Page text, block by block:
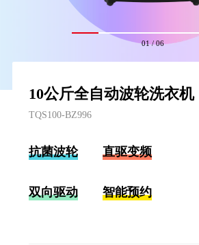
01/06
10公斤全自动波轮洗衣机
TQS100-BZ996
抗菌波轮 直驱变频
双向驱动 智能预约